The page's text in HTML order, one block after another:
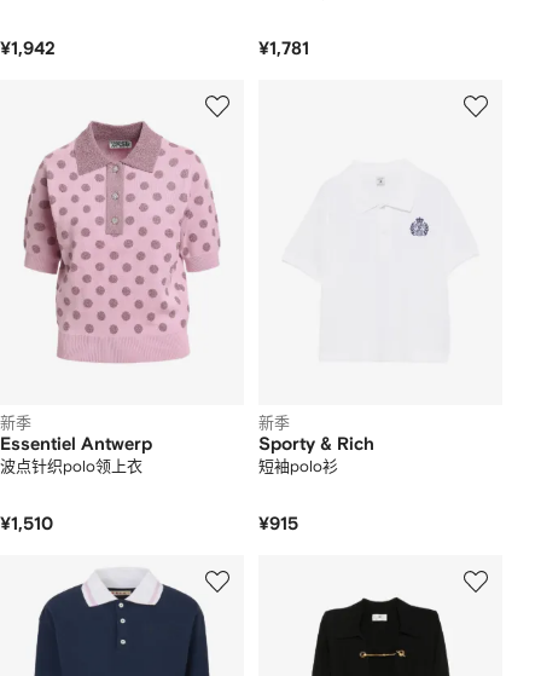
¥1,942 ¥1,781
新季
Essentiel Antwerp
波点针织polo领上衣
¥1,510
新季
Sporty & Rich
短袖polo衫
¥915